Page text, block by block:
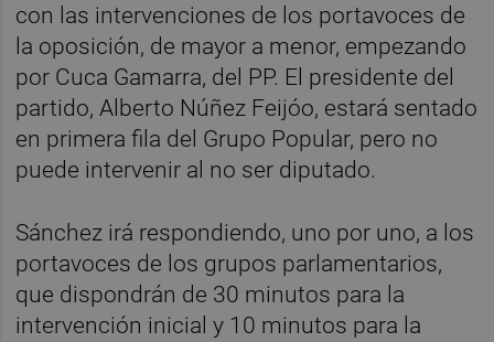
con las intervenciones de los portavoces de
la oposición, de mayor a menor, empezando
por Cuca Gamarra, del PP. El presidente del
partido, Alberto Núñez Feijóo, estará sentado
en primera fila del Grupo Popular, pero no
puede intervenir al no ser diputado.
Sánchez irá respondiendo, uno por uno, a los
portavoces de los grupos parlamentarios,
que dispondrán de 30 minutos para la
intervención inicial y 10 minutos para la